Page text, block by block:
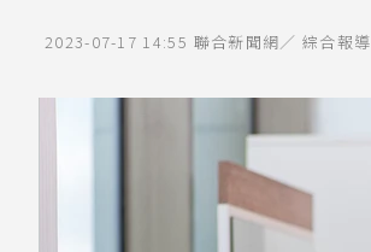
2023-07-17 14:55 聯合新聞網／ 綜合報導